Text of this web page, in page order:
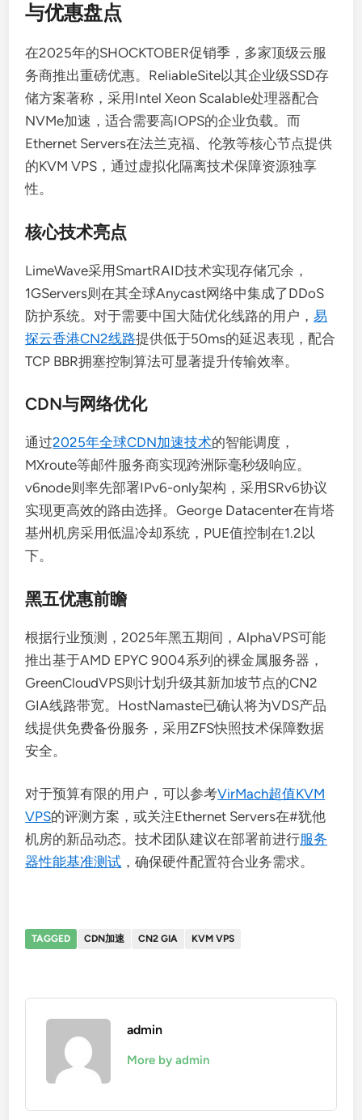
与优惠盘点
在2025年的SHOCKTOBER促销季，多家顶级云服
务商推出重磅优惠。ReliableSite以其企业级SSD存
储方案著称，采用Intel Xeon Scalable处理器配合
NVMe加速，适合需要高IOPS的企业负载。而
Ethernet Servers在法兰克福、伦敦等核心节点提供
的KVM VPS，通过虚拟化隔离技术保障资源独享
性。
核心技术亮点
LimeWave采用SmartRAID技术实现存储冗余，
1GServers则在其全球Anycast网络中集成了DDoS
防护系统。对于需要中国大陆优化线路的用户，易
探云香港CN2线路提供低于50ms的延迟表现，配合
TCP BBR拥塞控制算法可显著提升传输效率。
CDN与网络优化
通过2025年全球CDN加速技术的智能调度，
MXroute等邮件服务商实现跨洲际毫秒级响应。
v6node则率先部署IPv6-only架构，采用SRv6协议
实现更高效的路由选择。George Datacenter在肯塔
基州机房采用低温冷却系统，PUE值控制在1.2以
下。
黑五优惠前瞻
根据行业预测，2025年黑五期间，AlphaVPS可能
推出基于AMD EPYC 9004系列的裸金属服务器，
GreenCloudVPS则计划升级其新加坡节点的CN2
GIA线路带宽。HostNamaste已确认将为VDS产品
线提供免费备份服务，采用ZFS快照技术保障数据
安全。
对于预算有限的用户，可以参考VirMach超值KVM
VPS的评测方案，或关注Ethernet Servers在#犹他
机房的新品动态。技术团队建议在部署前进行服务
器性能基准测试 ，确保硬件配置符合业务需求。
TAGGED CDN加速 CN2 GIA KVM VPS
admin
More by admin